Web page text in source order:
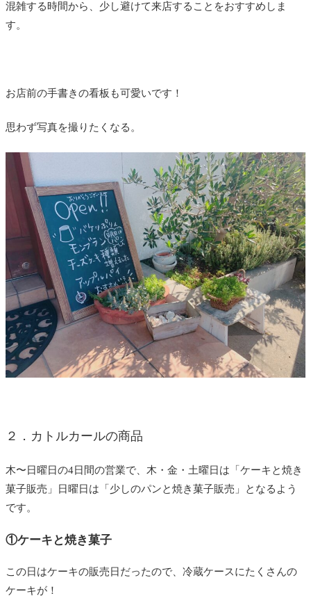
混雑する時間から、少し避けて来店することをおすすめしま
す。
お店前の手書きの看板も可愛いです！
思わず写真を撮りたくなる。
２．カトルカールの商品
木〜日曜日の4日間の営業で、 木・金・土曜日は「ケーキと焼き
菓子販売」
日曜日は「少しのパンと焼き菓子販売」
となるよう
です。
①ケーキと焼き菓子
この日はケーキの販売日だったので、冷蔵ケースにたくさんの
ケーキが！